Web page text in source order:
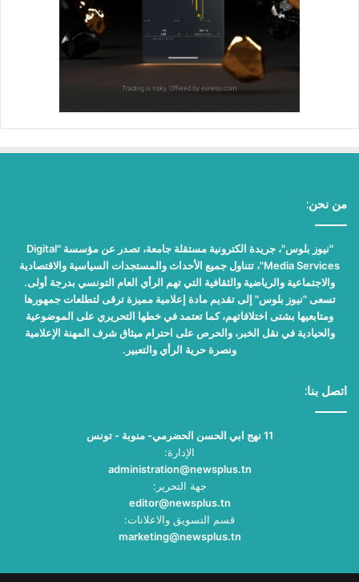
من نحن:
"نيوز بلوس"، جريدة الكترونية مستقلة جامعة، تصدر عن مؤسسة "Digital
Media Services"، تتناول جميع الأحداث والمستجدات السياسية والاقتصادية
والاجتماعية والرياضية والثقافية التي تهم الرأي العام التونسي بدرجة أولى.
تسعى "نيوز بلوس" إلى تقديم مادة إعلامية مميزة ترقى لتطلعات جمهورها
ومتابعيها بشتى اختلافاتهم، كما تعتمد في خطها التحريري على الموضوعية
والحيادية في نقل الخبر، والحرص على احترام ميثاق شرف المهنة الإعلامية
ونصرة حرية الرأي والتعبير.
اتصل بنا:
11 نهج ابي الحسن الحضرمي- منوبة - تونس
الإدارة:
administration@newsplus.tn
جهة التحرير:
editor@newsplus.tn
قسم التسويق والاعلانات:
marketing@newsplus.tn